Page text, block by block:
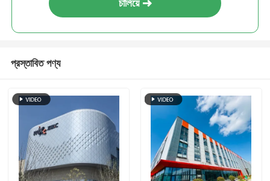
ইস্পাত কাঠামো গুদাম
ইস্পাত কাঠামো শ্যাড
ভারী ইস্পাত কাঠামো
ইস্পাত কাঠামো সেতু
ইস্পাত কাঠামো অফিস
চালিয়ে
প্রস্তাবিত পণ্য